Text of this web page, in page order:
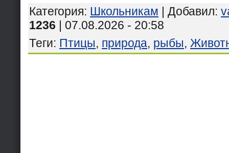
Категория: Школьникам | Добавил:
1236 | 07.08.2026 - 20:58
Теги: Птицы, природа, рыбы,